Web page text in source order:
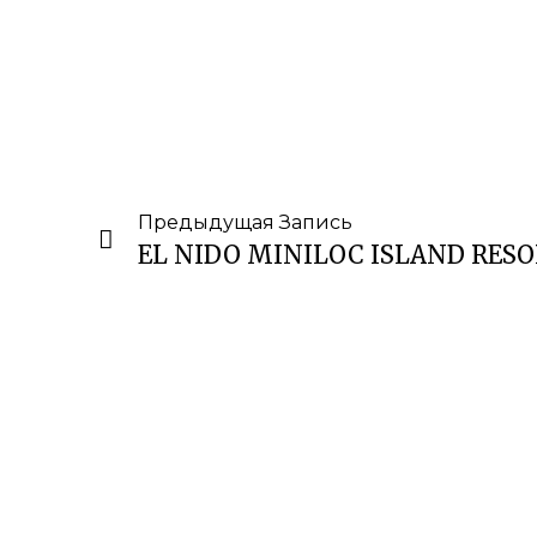
Предыдущая Запись
EL NIDO MINILOC ISLAND